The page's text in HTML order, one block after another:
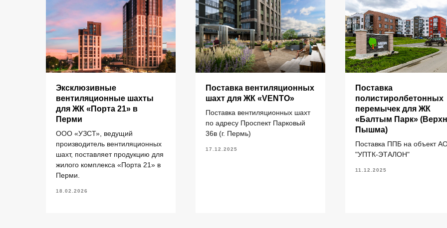
Эксклюзивные
вентиляционные шахты
для ЖК «Порта 21» в
Перми
ООО «УЗСТ», ведущий
производитель вентиляционных
шахт, поставляет продукцию для
жилого комплекса «Порта 21» в
Перми.
18.02.2026
Поставка вентиляционных
шахт для ЖК «VENTO»
Поставка вентиляционных шахт
по адресу Проспект Парковый
36в (г. Пермь)
17.12.2025
Поставка
полистиролбетонных
перемычек для ЖК
«Балтым Парк»
Пышма)
Поставка ППБ на объект
"УПТК-ЭТАЛОН"
11.12.2025
ИНФОРМАЦИЯ
Главная
О компании
КАТАЛОГ
Вентиляционные блоки ВБ
Элементы теплотрасс
Элементы лестниц
Каталог
Плиты перекрытия ПК